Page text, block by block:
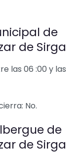
de
de Sirga
las 06 :00 y las
No.
de
de Sirga